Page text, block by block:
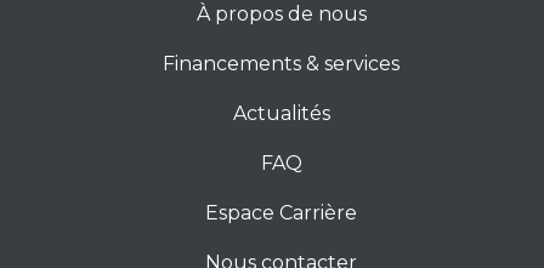
À propos de nous
Financements & services
Actualités
FAQ
Espace Carrière
Nous contacter